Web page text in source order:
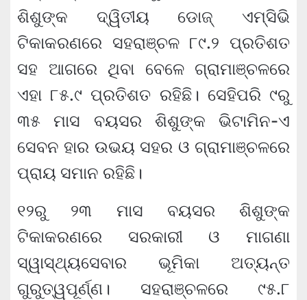
ଶିଶୁଙ୍କ ଦ୍ୱିତୀୟ ଡୋଜ୍ ଏମ୍‌ସିଭି
ଟିକାକରଣରେ ସହରାଞ୍ଚଳ ୮୯.୨ ପ୍ରତିଶତ
ସହ ଆଗରେ ଥିବା ବେଳେ ଗ୍ରାମାଞ୍ଚଳରେ
ଏହା ୮୫.୯ ପ୍ରତିଶତ ରହିଛି। ସେହିପରି ୯ରୁ
୩୫ ମାସ ବୟସର ଶିଶୁଙ୍କ ଭିଟାମିନ-ଏ
ସେବନ ହାର ଉଭୟ ସହର ଓ ଗ୍ରାମାଞ୍ଚଳରେ
ପ୍ରାୟ ସମାନ ରହିଛି।
୧୨ରୁ ୨୩ ମାସ ବୟସର ଶିଶୁଙ୍କ
ଟିକାକରଣରେ ସରକାରୀ ଓ ମାଗଣା
ସ୍ୱାସ୍ଥ୍ୟସେବାର ଭୂମିକା ଅତ୍ୟନ୍ତ
ଗୁରୁତ୍ୱପୂର୍ଣ୍ଣ। ସହରାଞ୍ଚଳରେ ୯୫.୮